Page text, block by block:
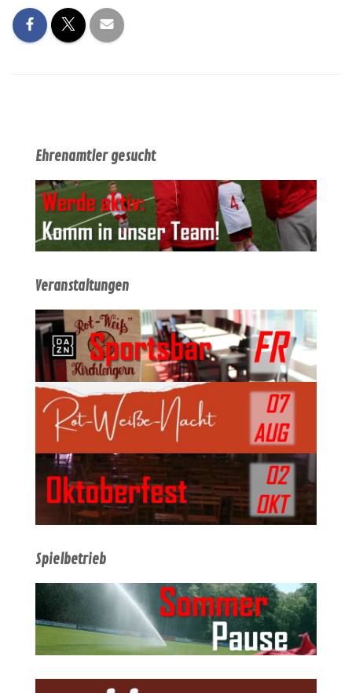
Ehrenamtler gesucht
Veranstaltungen
Spielbetrieb